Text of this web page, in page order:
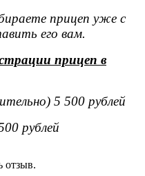
прицеп уже с
его вам.
прицеп в
5 500 рублей
рублей
отзыв.